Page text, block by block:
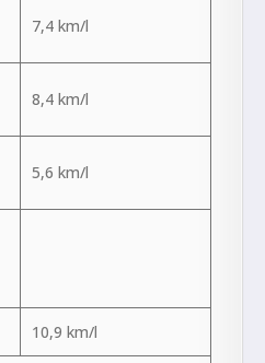
7,4 km/l
8,4 km/l
5,6 km/l
10,9 km/l